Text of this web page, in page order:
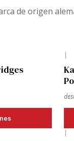
de origen
|
|